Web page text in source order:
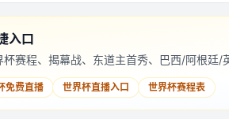
入口
赛程、揭幕战、东道主首秀、巴西/阿根廷/
免费直播 世界杯直播入口 世界杯赛程表